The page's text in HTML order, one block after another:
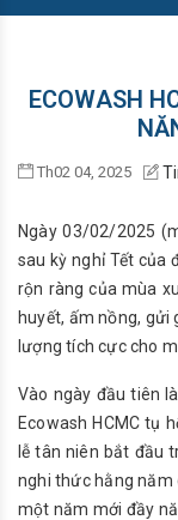
ECOWASH
Th02 04, 2025
Ngày 03/02/2025
sau kỳ nghỉ Tết của
rộn ràng của mùa
huyết, ấm nồng, gửi
lượng tích cực cho
Vào ngày đầu tiên
Ecowash HCMC tụ
lễ tân niên bắt đầu
nghi thức hằng năm
một năm mới đầy